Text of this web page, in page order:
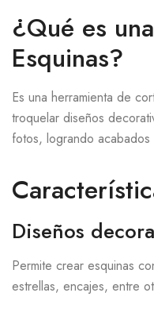
¿Qué es
Esquinas?
Es una herramienta de
troquelar diseños
fotos, logrando
Diseños
Permite crear esquinas
estrellas, encajes, entre